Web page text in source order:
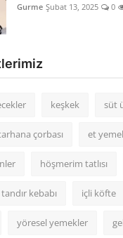
Gurme Şubat 13, 2025 0
keşkek süt
çorbası et
höşmerim tatlısı
tandır kebabı içli köfte
yöresel yemekler